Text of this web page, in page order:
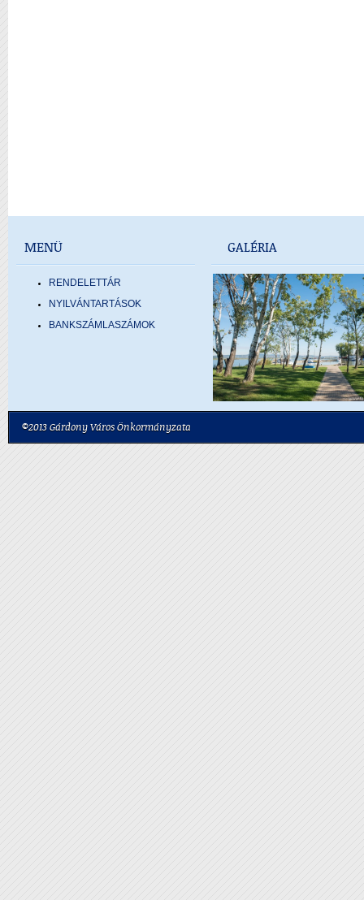
MENÜ
RENDELETTÁR
NYILVÁNTARTÁSOK
BANKSZÁMLASZÁMOK
GALÉRIA
©2013 Gárdony Város Önkormányzata